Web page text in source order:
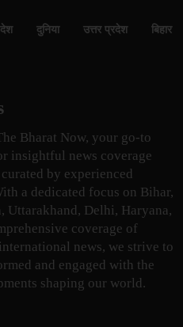
देश दुनिया उत्तर प्रदेश बिहार
Bharat Now, your go-to
insightful news coverage
by experienced
a dedicated focus on Bihar,
Uttarakhand, Delhi, Haryana,
coverage of
news, we strive to
and engaged with the
shaping our world.